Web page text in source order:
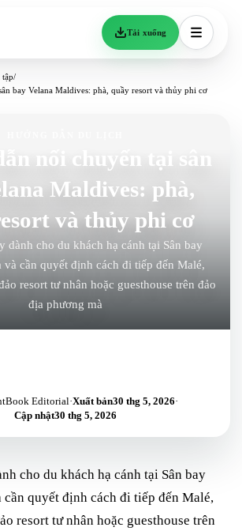
Tải xuống
tập/
bay Velana Maldives: phà, quầy resort và thủy phi cơ
nối chuyến tại sân
Maldives: phà,
và thủy phi cơ
dành cho du khách hạ cánh tại Sân bay
và cần quyết định cách đi tiếp đến Malé,
resort tư nhân hoặc guesthouse trên đảo
địa phương mà
Editorial·Xuất bản30 thg 5, 2026·
Cập nhật30 thg 5, 2026
cho du khách hạ cánh tại Sân bay
cần quyết định cách đi tiếp đến Malé,
resort tư nhân hoặc guesthouse trên